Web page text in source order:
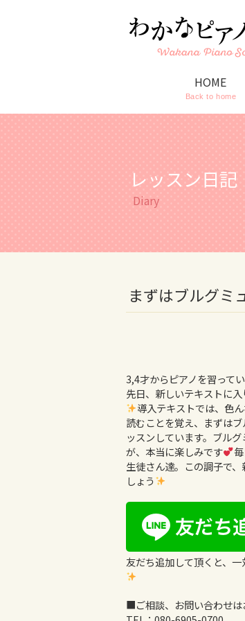
レッスン日記
Diary
HOME
Back to home
まずはブルグミ
3,4才からピアノを習って
先日、新しいテキストに
導入テキストでは、色
読むことを覚え、まずは
ッスンしています。ブル
が、本当に楽しみです
生徒さん達。この調子で
しょう
友だち追加して頂くと、
■ご相談、お問い合わせは